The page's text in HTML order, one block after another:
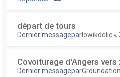
départ de tours
Dernier messageparlowikdelic «
Covoiturage d'Angers
Dernier messageparGroundation